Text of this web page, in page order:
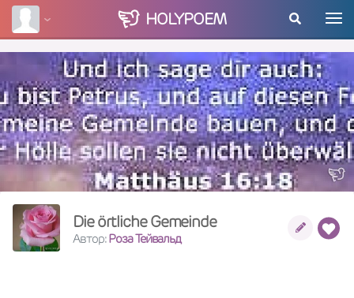
HOLYPOEM
Die örtliche Gemeinde
Автор:Роза Тейвальд